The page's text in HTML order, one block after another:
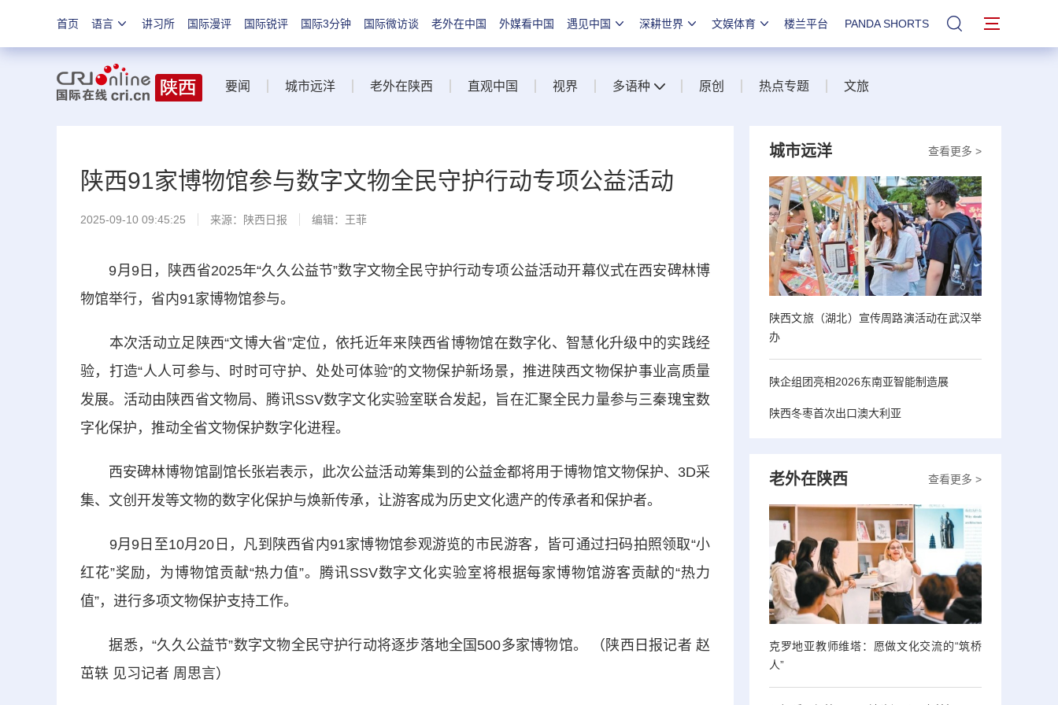
首页 语言 讲习所 国际漫评 国际锐评 国际3分钟 国际微访谈 老外在中国 外媒看中国 遇见中国 深耕世界 文娱体育 楼兰平台 PANDA SHORTS 站内搜索
要闻 城市远洋 老外在陕西 直观中国 视界 多语种 原创 热点专题 文旅
陕西91家博物馆参与数字文物全民守护行动专项公益活动
2025-09-10 09:45:25 来源： 陕西日报 编辑：王菲
9月9日，陕西省2025年“久久公益节”数字文物全民守护行动专项公益活动开幕仪式在西安碑林博
物馆举行，省内91家博物馆参与。
本次活动立足陕西“文博大省”定位，依托近年来陕西省博物馆在数字化、智慧化升级中的实践经
验，打造“人人可参与、时时可守护、处处可体验”的文物保护新场景，推进陕西文物保护事业高质量
发展。活动由陕西省文物局、腾讯SSV数字文化实验室联合发起，旨在汇聚全民力量参与三秦瑰宝数
字化保护，推动全省文物保护数字化进程。
西安碑林博物馆副馆长张岩表示，此次公益活动筹集到的公益金都将用于博物馆文物保护、3D采
集、文创开发等文物的数字化保护与焕新传承，让游客成为历史文化遗产的传承者和保护者。
9月9日至10月20日，凡到陕西省内91家博物馆参观游览的市民游客，皆可通过扫码拍照领取“小
红花”奖励，为博物馆贡献“热力值”。腾讯SSV数字文化实验室将根据每家博物馆游客贡献的“热力
值”，进行多项文物保护支持工作。
据悉，“久久公益节”数字文物全民守护行动将逐步落地全国500多家博物馆。 （陕西日报记者 赵
茁轶 见习记者 周思言）
查看更多 >
城市远洋
陕西文旅（湖北）宣传周路演活动在武汉举
办
陕企组团亮相2026东南亚智能制造展
陕西冬枣首次出口澳大利亚
查看更多 >
老外在陕西
克罗地亚教师维塔：愿做文化交流的“筑桥
人”